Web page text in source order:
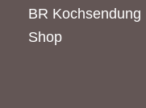
BR Kochsendung
Shop